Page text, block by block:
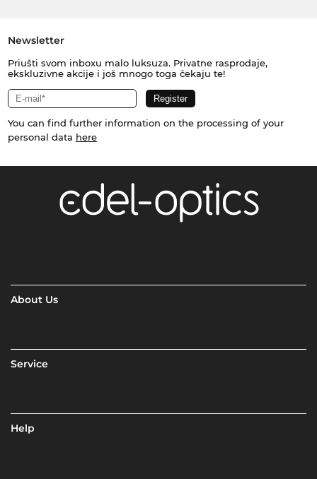
Newsletter
Priušti svom inboxu malo luksuza. Privatne rasprodaje,
ekskluzivne akcije i još mnogo toga čekaju te!
You can find further information on the processing of your
personal data here
About Us
Service
Help